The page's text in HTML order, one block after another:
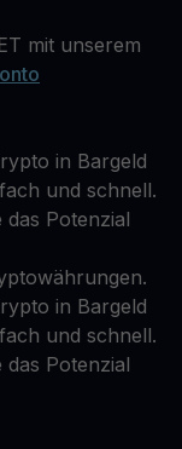
mit unserem
in Bargeld
und schnell.
das Potenzial
in Bargeld
und schnell.
das Potenzial